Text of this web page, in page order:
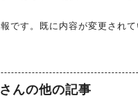
す。既に内容が変更され
んの他の記事